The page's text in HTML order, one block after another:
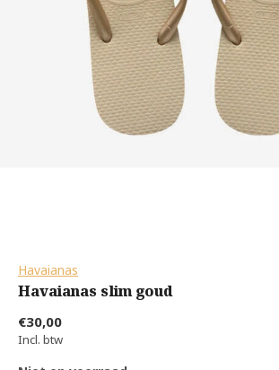
Havaianas
Havaianas slim goud
€30,00
Incl. btw